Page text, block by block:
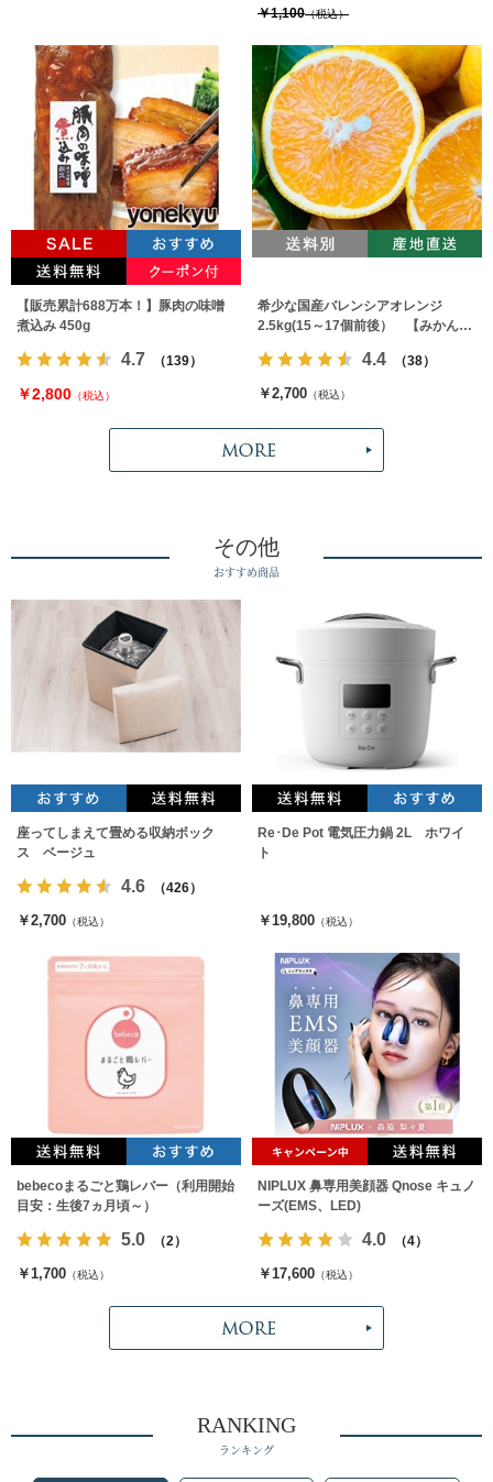
￥1,100（税込）
【販売累計688万本！】豚肉の味噌
煮込み 450g
4.7 （139）
￥2,800 （税込）
希少な国産バレンシアオレンジ
2.5kg(15～17個前後） 【みかんの
4.4 （38）
￥2,700 （税込）
その他
おすすめ商品
座ってしまえて畳める収納ボック
ス ベージュ
4.6 （426）
￥2,700 （税込）
Re･De Pot 電気圧力鍋 2L ホワイ
ト
￥19,800 （税込）
bebecoまるごと鶏レバー（利用開始
目安：生後7ヵ月頃～）
5.0 （2）
￥1,700 （税込）
NIPLUX 鼻専用美顔器 Qnose キュノ
ーズ(EMS、LED)
4.0 （4）
￥17,600 （税込）
RANKING
ランキング